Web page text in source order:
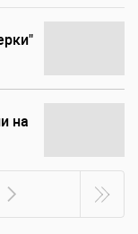
на